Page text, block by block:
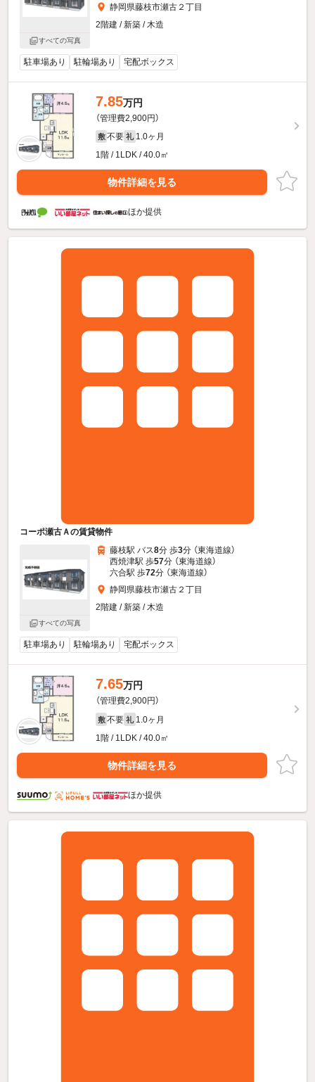
すべての写真
静岡県藤枝市瀬古２丁目
2階建 / 新築 / 木造
駐車場あり 駐輪場あり 宅配ボックス
7.85万円
（管理費2,900円）
敷 不要 礼 1.0ヶ月
1階 / 1LDK / 40.0㎡
物件詳細を見る
ほか提供
コーポ瀬古Ａの賃貸物件
すべての写真
藤枝駅 バス8分 歩3分 （東海道線）
西焼津駅 歩57分 （東海道線）
六合駅 歩72分 （東海道線）
静岡県藤枝市瀬古２丁目
2階建 / 新築 / 木造
駐車場あり 駐輪場あり 宅配ボックス
7.65万円
（管理費2,900円）
敷 不要 礼 1.0ヶ月
1階 / 1LDK / 40.0㎡
物件詳細を見る
ほか提供